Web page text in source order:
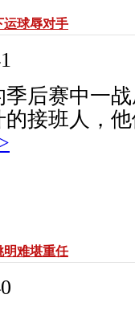
运球辱对手
后赛中一
接班人，
明难堪重任